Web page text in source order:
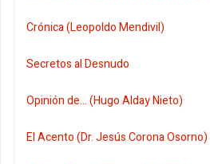
Crónica (Leopoldo Mendivil)
Secretos al Desnudo
Opinión de... (Hugo Alday Nieto)
El Acento (Dr. Jesús Corona Osorno)